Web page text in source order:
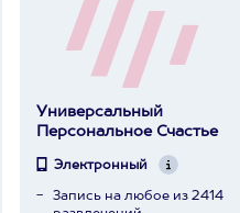
Универсальный
Персональное Счастье
Электронный
Запись на любое из 2414